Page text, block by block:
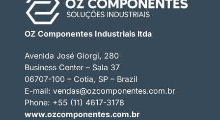
OZ Componentes Industriais ltda
Avenida José Giorgi, 280
Business Center – Sala 37
06707-100 – Cotia, SP – Brazil
E-mail: vendas@ozcomponentes.com.br
Phone: +55 (11) 4617-3178
www.ozcomponentes.com.br